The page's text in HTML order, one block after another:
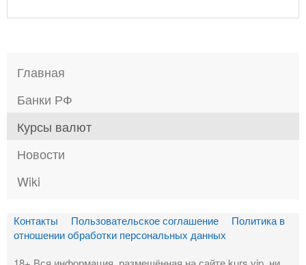
Главная
Банки РФ
Курсы валют
Новости
Wiki
Контакты Пользовательское соглашение
Политика в
отношении обработки персональных данных